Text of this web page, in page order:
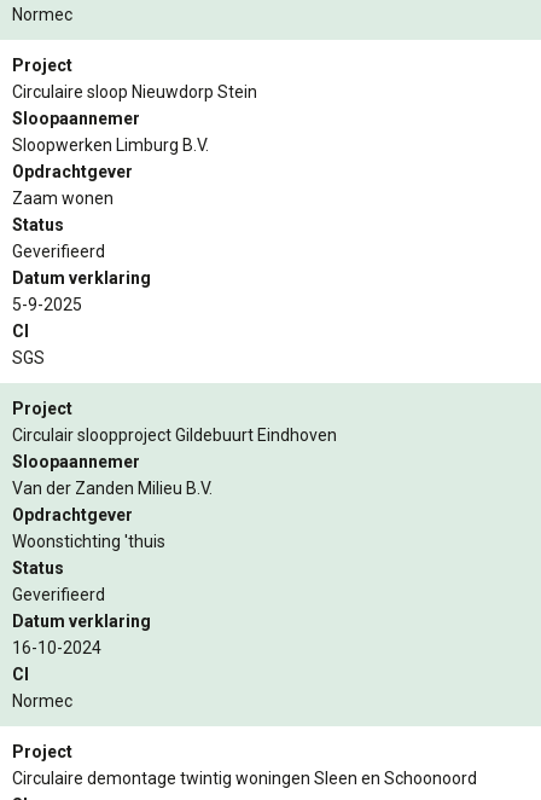
Normec
Project
Circulaire sloop Nieuwdorp Stein
Sloopaannemer
Sloopwerken Limburg B.V.
Opdrachtgever
Zaam wonen
Status
Geverifieerd
Datum verklaring
5-9-2025
CI
SGS
Project
Circulair sloopproject Gildebuurt Eindhoven
Sloopaannemer
Van der Zanden Milieu B.V.
Opdrachtgever
Woonstichting 'thuis
Status
Geverifieerd
Datum verklaring
16-10-2024
CI
Normec
Project
Circulaire demontage twintig woningen Sleen en Schoonoord